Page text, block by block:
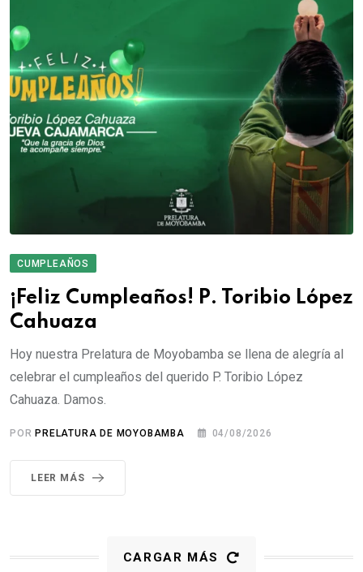
CUMPLEAÑOS
¡Feliz Cumpleaños! P. Toribio López
Cahuaza
Hoy nuestra Prelatura de Moyobamba se llena de alegría al
celebrar el cumpleaños del querido P. Toribio López
Cahuaza. Damos.
POR PRELATURA DE MOYOBAMBA 04/08/2026
LEER MÁS
CARGAR MÁS